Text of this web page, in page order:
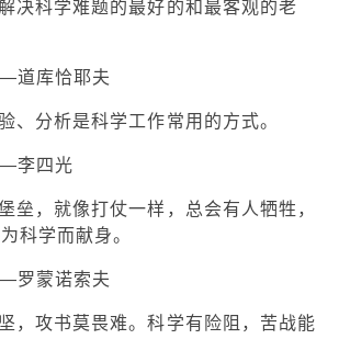
决科学难题的最好的和最客观的老
库恰耶夫
、分析是科学工作常用的方式。
四光
垒，就像打仗一样，总会有人牺牲，
科学而献身。
蒙诺索夫
，攻书莫畏难。科学有险阻，苦战能